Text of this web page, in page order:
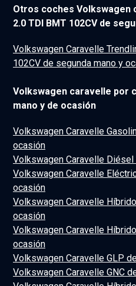
Otros coches Volkswagen
2.0 TDI BMT 102CV de
Volkswagen Caravelle
102CV de segunda mano y
Volkswagen caravelle por
mano y de ocasión
Volkswagen Caravelle
ocasión
Volkswagen Caravelle
Volkswagen Caravelle
ocasión
Volkswagen Caravelle
ocasión
Volkswagen Caravelle
ocasión
Volkswagen Caravelle GLP
Volkswagen Caravelle GNC